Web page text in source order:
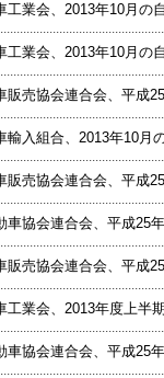
工業会、2013年10月の
工業会、2013年10月の
販売協会連合会、平成
輸入組合、2013年10月
販売協会連合会、平成
車協会連合会、平成25
販売協会連合会、平成
工業会、2013年度上半
車協会連合会、平成25